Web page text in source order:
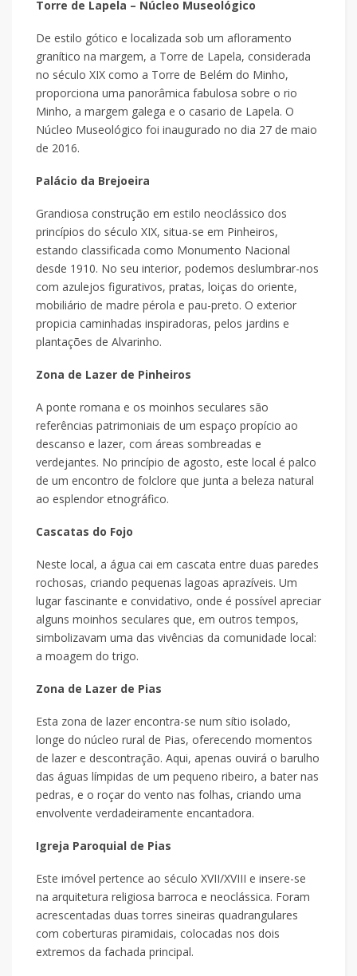
Torre de Lapela – Núcleo Museológico
De estilo gótico e localizada sob um afloramento
granítico na margem, a Torre de Lapela, considerada
no século XIX como a Torre de Belém do Minho,
proporciona uma panorâmica fabulosa sobre o rio
Minho, a margem galega e o casario de Lapela. O
Núcleo Museológico foi inaugurado no dia 27 de maio
de 2016.
Palácio da Brejoeira
Grandiosa construção em estilo neoclássico dos
princípios do século XIX, situa-se em Pinheiros,
estando classificada como Monumento Nacional
desde 1910. No seu interior, podemos deslumbrar-nos
com azulejos figurativos, pratas, loiças do oriente,
mobiliário de madre pérola e pau-preto. O exterior
propicia caminhadas inspiradoras, pelos jardins e
plantações de Alvarinho.
Zona de Lazer de Pinheiros
A ponte romana e os moinhos seculares são
referências patrimoniais de um espaço propício ao
descanso e lazer, com áreas sombreadas e
verdejantes. No princípio de agosto, este local é palco
de um encontro de folclore que junta a beleza natural
ao esplendor etnográfico.
Cascatas do Fojo
Neste local, a água cai em cascata entre duas paredes
rochosas, criando pequenas lagoas aprazíveis. Um
lugar fascinante e convidativo, onde é possível apreciar
alguns moinhos seculares que, em outros tempos,
simbolizavam uma das vivências da comunidade local:
a moagem do trigo.
Zona de Lazer de Pias
Esta zona de lazer encontra-se num sítio isolado,
longe do núcleo rural de Pias, oferecendo momentos
de lazer e descontração. Aqui, apenas ouvirá o barulho
das águas límpidas de um pequeno ribeiro, a bater nas
pedras, e o roçar do vento nas folhas, criando uma
envolvente verdadeiramente encantadora.
Igreja Paroquial de Pias
Este imóvel pertence ao século XVII/XVIII e insere-se
na arquitetura religiosa barroca e neoclássica. Foram
acrescentadas duas torres sineiras quadrangulares
com coberturas piramidais, colocadas nos dois
extremos da fachada principal.